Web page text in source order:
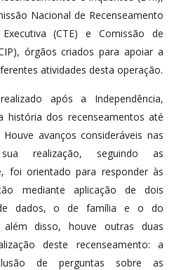
Nacional de Recenseamento
(CTE) e Comissão de
órgãos criados para apoiar a
atividades desta operação.
após a Independência,
história dos recenseamentos até
avanços consideráveis nas
realização, seguindo as
foi orientado para responder às
mediante aplicação de dois
dados, o de família e o do
disso, houve outras duas
deste recenseamento: a
de perguntas sobre as